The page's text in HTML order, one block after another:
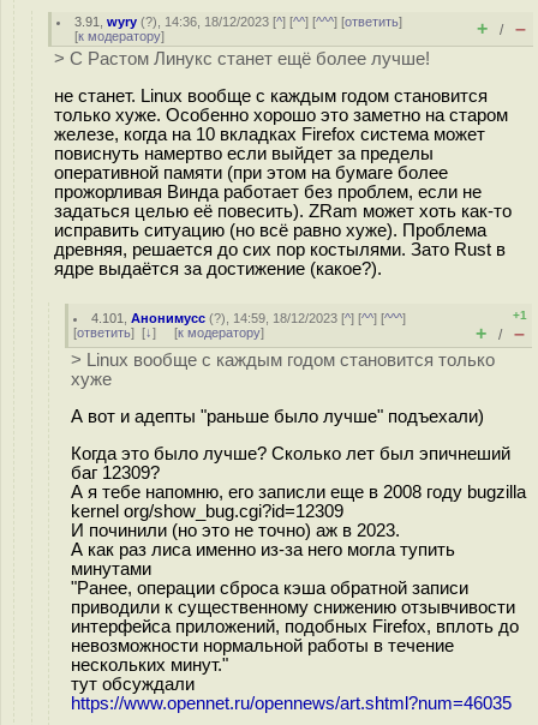
3.91 ,wyry (?), 14:36, 18/12/2023 [^] [^^] [^^^] [ответить]
[к модератору] + / –
> С Растом Линукс станет ещё более лучше!
не станет. Linux вообще с каждым годом становится
только хуже. Особенно хорошо это заметно на старом
железе, когда на 10 вкладках Firefox система может
повиснуть намертво если выйдет за пределы
оперативной памяти (при этом на бумаге более
прожорливая Винда работает без проблем, если не
задаться целью её повесить). ZRam может хоть как-то
исправить ситуацию (но всё равно хуже). Проблема
древняя, решается до сих пор костылями. Зато Rust в
ядре выдаётся за достижение (какое?).
4.101 ,Анонимусс (?), 14:59, 18/12/2023 [^] [^^] [^^^]
[ответить] [↓] [к модератору]
+1
+ / –
> Linux вообще с каждым годом становится только
хуже
А вот и адепты "раньше было лучше" подъехали)
Когда это было лучше? Сколько лет был эпичнеший
баг 12309?
А я тебе напомню, его записли еще в 2008 году bugzilla
kernel org/show_bug.cgi?id=12309
И починили (но это не точно) аж в 2023.
А как раз лиса именно из-за него могла тупить
минутами
"Ранее, операции сброса кэша обратной записи
приводили к существенному снижению отзывчивости
интерфейса приложений, подобных Firefox, вплоть до
невозможности нормальной работы в течение
нескольких минут."
тут обсуждали
https://www.opennet.ru/opennews/art.shtml?num=46035